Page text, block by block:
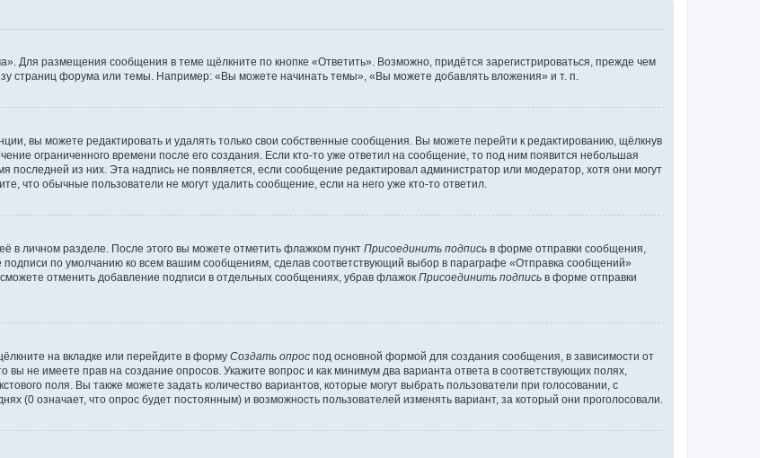
Для размещения сообщения в теме щёлкните по кнопке «Ответить». Возможно, придётся зарегистрироваться, прежде чем
страниц форума или темы. Например: «Вы можете начинать темы», «Вы можете добавлять вложения» и т. п.
вы можете редактировать и удалять только свои собственные сообщения. Вы можете перейти к редактированию, щёлкнув
ограниченного времени после его создания. Если кто-то уже ответил на сообщение, то под ним появится небольшая
последней из них. Эта надпись не появляется, если сообщение редактировал администратор или модератор, хотя они могут
что обычные пользователи не могут удалить сообщение, если на него уже кто-то ответил.
в личном разделе. После этого вы можете отметить флажком пункт Присоединить подпись в форме отправки сообщения,
по умолчанию ко всем вашим сообщениям, сделав соответствующий выбор в параграфе «Отправка сообщений»
отменить добавление подписи в отдельных сообщениях, убрав флажок Присоединить подпись в форме отправки
на вкладке или перейдите в форму Создать опрос под основной формой для создания сообщения, в зависимости от
вы не имеете прав на создание опросов. Укажите вопрос и как минимум два варианта ответа в соответствующих полях,
поля. Вы также можете задать количество вариантов, которые могут выбрать пользователи при голосовании, с
(0 означает, что опрос будет постоянным) и возможность пользователей изменять вариант, за который они проголосовали.